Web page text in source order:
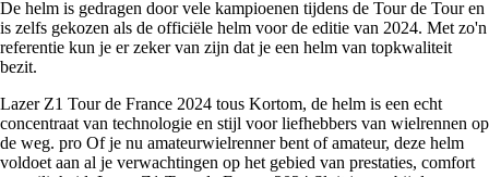
De helm is gedragen door vele kampioenen tijdens de Tour de Tour en
is zelfs gekozen als de officiële helm voor de editie van 2024. Met zo'n
referentie kun je er zeker van zijn dat je een helm van topkwaliteit
bezit.
Lazer Z1 Tour de France 2024 tous Kortom, de helm is een echt
concentraat van technologie en stijl voor liefhebbers van wielrennen op
de weg. pro Of je nu amateurwielrenner bent of amateur, deze helm
voldoet aan al je verwachtingen op het gebied van prestaties, comfort